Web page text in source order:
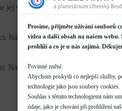
Prosíme, přijměte užívání souborů
videa a další obsah na našem
prohlíží a co je u nás zajímá.
Povinné znění:
Abychom poskytli co nejlepší služby,
technologie jako jsou soubory cookies.
Souhlas s těmito technologiemi nám
údaje, jako je chování při prohlížení
v souhvězdí Berana. Vychází
Nalezneme ho v souhvězdí Ryb.
Nachází se v souhvězdí Býka.